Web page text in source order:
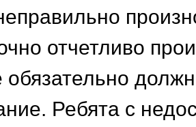
отчетливо
обязательно
Ребята с